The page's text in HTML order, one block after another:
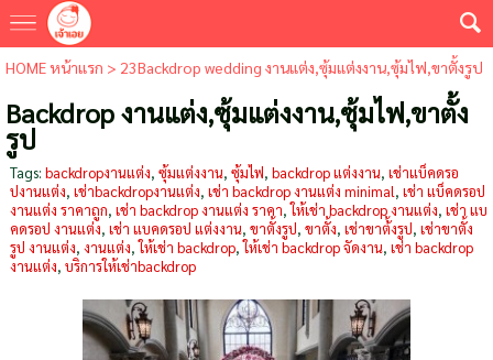
HOME หน้าแรก > 23Backdrop wedding งานแต่ง,ซุ้มแต่งงาน,ซุ้มไฟ,ขาตั้งรูป
Backdrop งานแต่ง,ซุ้มแต่งงาน,ซุ้มไฟ,ขาตั้ง
รูป
Tags: backdropงานแต่ง, ซุ้มแต่งงาน, ซุ้มไฟ, backdrop แต่งงาน, เช่าแบ็คดรอ
ปงานแต่ง, เช่าbackdropงานแต่ง, เช่า backdrop งานแต่ง minimal, เช่า แบ็คดรอป
งานแต่ง ราคาถูก, เช่า backdrop งานแต่ง ราคา,ให้เช่า backdrop งานแต่ง, เช่า แบ
คดรอป งานแต่ง, เช่า แบคดรอป แต่งงาน, ขาตั้งรูป, ขาตั้ง, เช่าขาต้้งรูป, เช่าขาตั้ง
รูป งานแต่ง, งานแต่ง,ให้เช่า backdrop,ให้เช่า backdrop จัดงาน, เช่า backdrop
งานแต่ง, บริการให้เช่าbackdrop